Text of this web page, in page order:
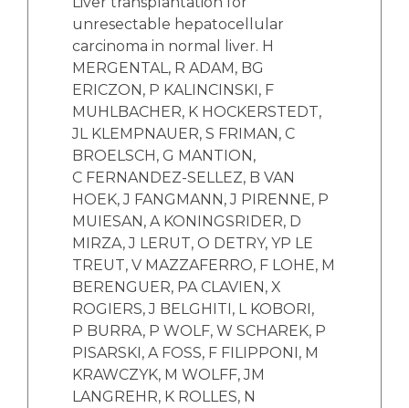
unresectable hepatocellular
carcinoma in normal liver. H
MERGENTAL, R ADAM, BG
ERICZON, P KALINCINSKI, F
MUHLBACHER, K HOCKERSTEDT,
JL KLEMPNAUER, S FRIMAN, C
BROELSCH, G MANTION,
C FERNANDEZ-SELLEZ, B VAN
HOEK, J FANGMANN, J PIRENNE, P
MUIESAN, A KONINGSRIDER, D
MIRZA, J LERUT, O DETRY, YP LE
TREUT, V MAZZAFERRO, F LOHE, M
BERENGUER, PA CLAVIEN, X
ROGIERS, J BELGHITI, L KOBORI,
P BURRA, P WOLF, W SCHAREK, P
PISARSKI, A FOSS, F FILIPPONI, M
KRAWCZYK, M WOLFF, JM
LANGREHR, K ROLLES, N